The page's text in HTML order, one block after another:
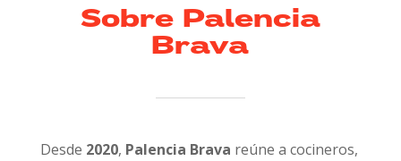
Sobre Palencia
Brava
Desde 2020, Palencia Brava reúne a cocineros,